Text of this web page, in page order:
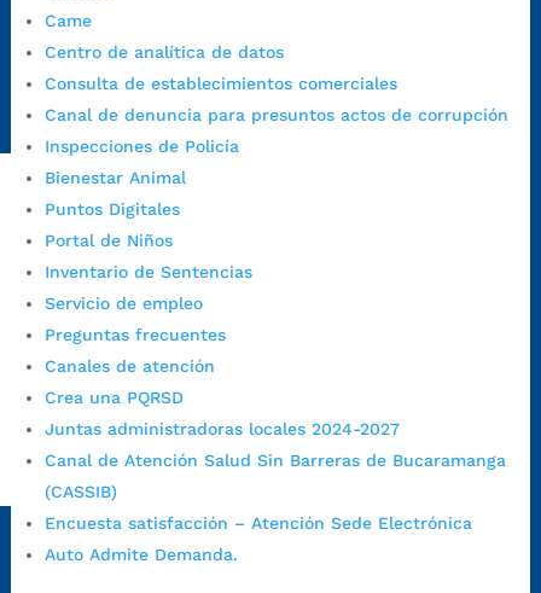
Came
Centro de analítica de datos
Consulta de establecimientos comerciales
Canal de denuncia para presuntos actos de corrupción
Inspecciones de Policía
Bienestar Animal
Puntos Digitales
Portal de Niños
Inventario de Sentencias
Servicio de empleo
Preguntas frecuentes
Canales de atención
Crea una PQRSD
Juntas administradoras locales 2024-2027
Canal de Atención Salud Sin Barreras de Bucaramanga
(CASSIB)
Encuesta satisfacción – Atención Sede Electrónica
Auto Admite Demanda.
https://canaldenuncia.bucaramanga.gov.co/
Emergencia:
https://emergencia.bucaramanga.gov.co/
Radique aquí su queja disciplinaria:
https://www.bucaramanga.gov.co/gobierno-ciudadanos-
1/secretarias/oficina-de-control-interno-disciplinario/
Alcaldía de Bucaramanga
@AlcaldíaBGA
Alcaldía de Bucaramanga
Autorización de Tratamiento de Datos Personales|Política
de Tratamiento de Datos Personales